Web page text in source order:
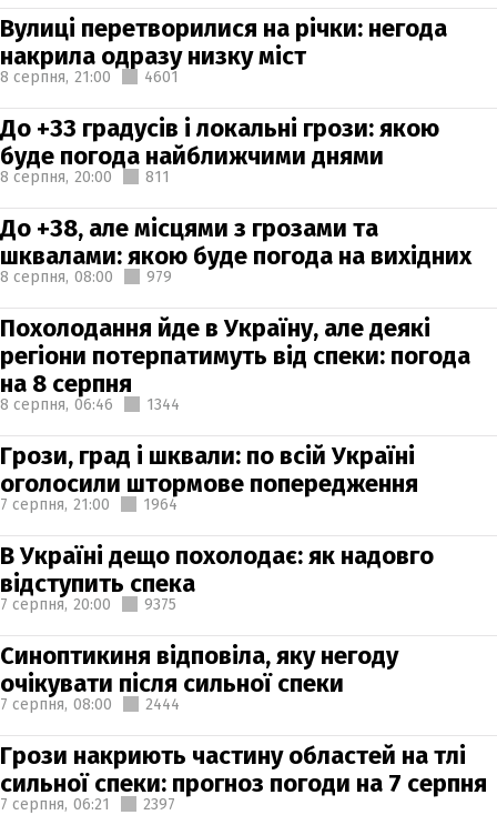
Вулиці перетворилися на річки: негода
накрила одразу низку міст
8 серпня, 21:00 4601
До +33 градусів і локальні грози: якою
буде погода найближчими днями
8 серпня, 20:00 811
До +38, але місцями з грозами та
шквалами: якою буде погода на вихідних
8 серпня, 08:00 979
Похолодання йде в Україну, але деякі
регіони потерпатимуть від спеки: погода
на 8 серпня
8 серпня, 06:46 1344
Грози, град і шквали: по всій Україні
оголосили штормове попередження
7 серпня, 21:00 1964
В Україні дещо похолодає: як надовго
відступить спека
7 серпня, 20:00 9375
Синоптикиня відповіла, яку негоду
очікувати після сильної спеки
7 серпня, 08:00 2444
Грози накриють частину областей на тлі
сильної спеки: прогноз погоди на 7 серпня
7 серпня, 06:21 2397